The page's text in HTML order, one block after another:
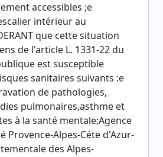
accessibles ;e
intérieur au
que cette situation
de l'article L. 1331-22 du
est susceptible
sanitaires suivants :e
de pathologies,
pulmonaires,asthme et
à la santé mentale;Agence
Provence-Alpes-Céte d'Azur-
des Alpes-